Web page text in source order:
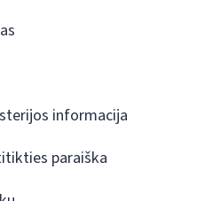
informacija
paraiška